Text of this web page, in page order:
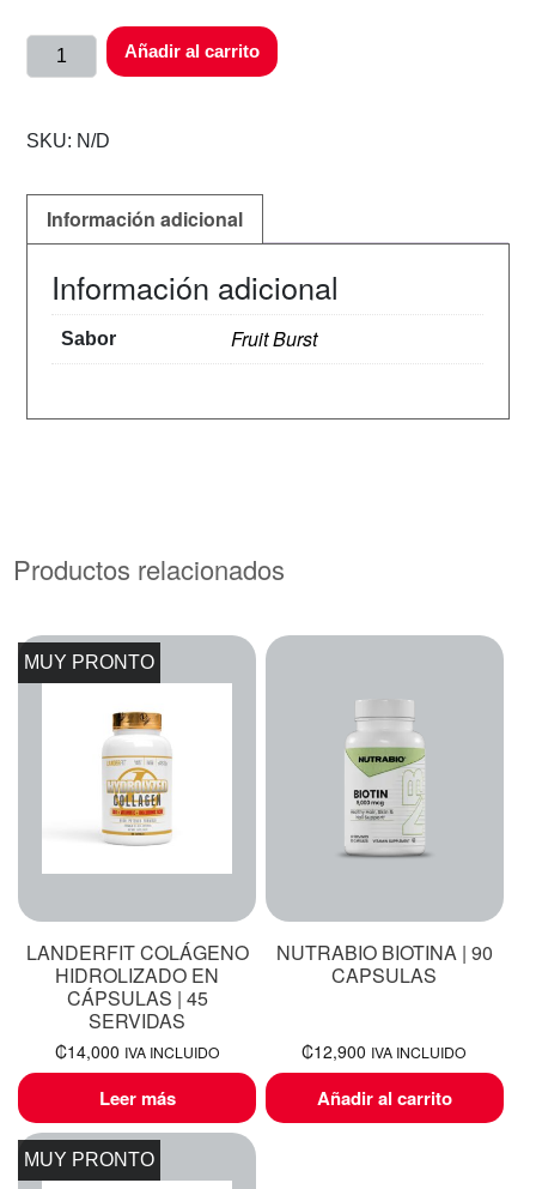
Añadir al carrito
SKU: N/D
Información adicional
Información adicional
Sabor Fruit Burst
Productos relacionados
MUY PRONTO
LANDERFIT COLÁGENO
HIDROLIZADO EN
CÁPSULAS | 45
SERVIDAS
₡14,000 IVA INCLUIDO
Leer más
NUTRABIO BIOTINA | 90
CAPSULAS
₡12,900 IVA INCLUIDO
Añadir al carrito
MUY PRONTO